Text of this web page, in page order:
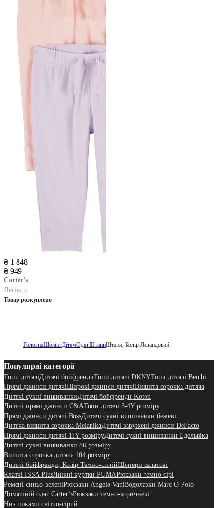
₴ 1 848
₴ 949
Carter’s
Легінси
Товар розкуплено
ГоловнаШопінгДітямОдягШтаниШтани, Колір Лавандовий
Популярні категорії
Топи дитячіДитячі бойфрендиТопи дитячі DKNYТопи дитячі Bembi
Прямі джинси дитячіШирокі джинси дитячіВишита сорочка дитяча
Дитячі сукні вишиванкиДитячі бойфренди Koton
Дитячі прямі джинси C&AТопи дитячі 3-4Y розміру
Прямі джинси дитячі BossДитячі сукні вишиванки бежеві
Дитяча вишита сорочка MelanikaДитячі завужені джинси DeFacto
Прямі джинси дитячі 11Y розміруДитячі сукні вишиванки Едельвіка
Дитячі сукні вишиванки 86 розміру
Вишита сорочка дитяча 104 розміру
Дитячі бойфренди, Колір Темно-синійШопери салатові
Клатчі ISSA PlusЛижні куртки PUMAРюкзаки темно-сірі
Ремені синьо-зеленіРюкзаки Angelo VaniВодолазки Marc O’Polo
Домашній одяг Carter’sРюкзаки темно-коричневі
Низ піжами світло-сірий